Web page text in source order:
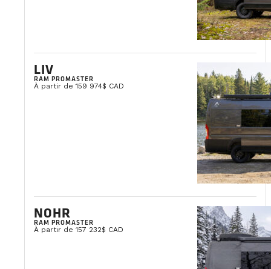
LIV
RAM PROMASTER
À partir de 159 974$ CAD
NOHR
RAM PROMASTER
À partir de 157 232$ CAD